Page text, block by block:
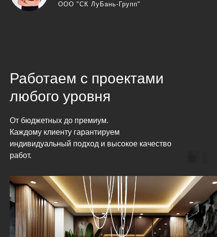
ООО "СК ЛуБань-Групп"
Работаем с проектами
любого уровня
От бюджетных до премиум.
Каждому клиенту гарантируем
индивидуальный подход и высокое качество
работ.